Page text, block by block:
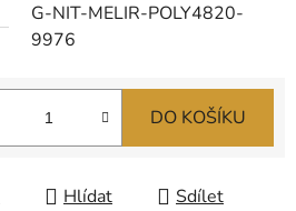
G-NIT-MELIR-POLY4820-
9976
DO KOŠÍKU
Hlídat Sdílet